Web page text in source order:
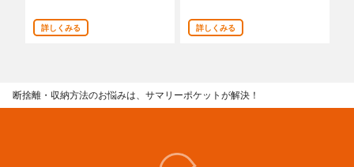
あんしんサポート
プラン診断
詳しくみる 詳しくみる
断捨離・収納方法のお悩みは、サマリーポケットが解決！